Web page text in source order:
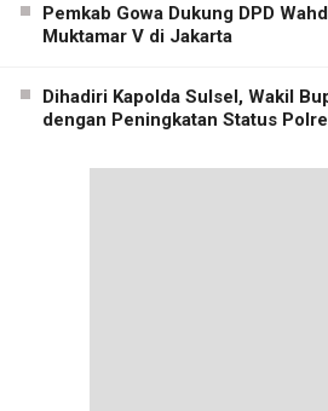
Pemkab Gowa Dukung DPD
Muktamar V di Jakarta
Dihadiri Kapolda Sulsel, Wakil
dengan Peningkatan Status